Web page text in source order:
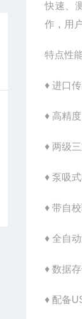
快速、
作，用
特点性
♦ 进口
♦ 高精
♦ 两级
♦ 泵吸
♦ 带自
♦ 全自
♦ 数据
♦ 配备